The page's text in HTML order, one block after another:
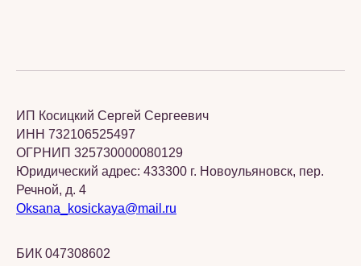
ИП Косицкий Сергей Сергеевич
ИНН 732106525497
ОГРНИП 325730000080129
Юридический адрес: 433300 г. Новоульяновск, пер.
Речной, д. 4
Oksana_kosickaya@mail.ru
БИК 047308602